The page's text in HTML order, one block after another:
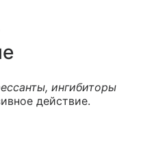
ингибиторы
действие.